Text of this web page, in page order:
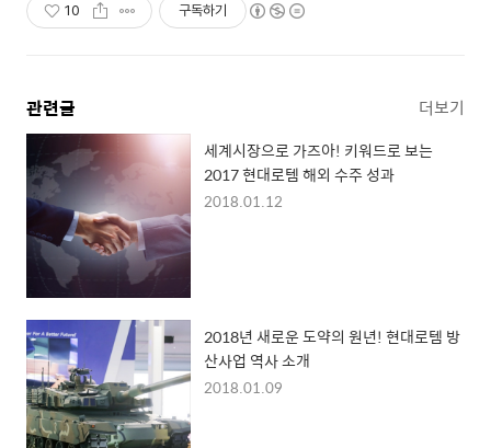
10 구독하기
관련글 더보기
세계시장으로 가즈아! 키워드로 보는
2017 현대로템 해외 수주 성과
2018.01.12
2018년 새로운 도약의 원년! 현대로템 방
산사업 역사 소개
2018.01.09